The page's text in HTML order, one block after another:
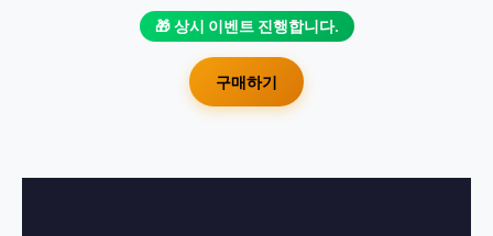
🎁 상시 이벤트 진행합니다.
구매하기